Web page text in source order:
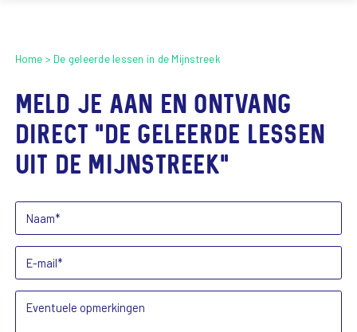
Home De geleerde lessen in de Mijnstreek
Meld je aan en ontvang
direct "de geleerde lessen
uit de Mijnstreek"